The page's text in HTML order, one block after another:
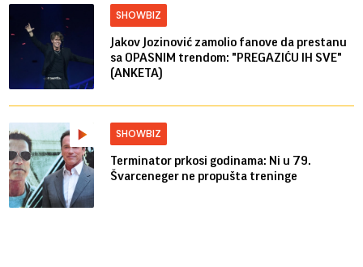
SHOWBIZ
Jakov Jozinović zamolio fanove da prestanu
sa OPASNIM trendom: "PREGAZIĆU IH SVE"
(ANKETA)
SHOWBIZ
Terminator prkosi godinama: Ni u 79.
Švarceneger ne propušta treninge